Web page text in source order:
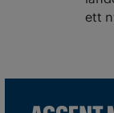
ett